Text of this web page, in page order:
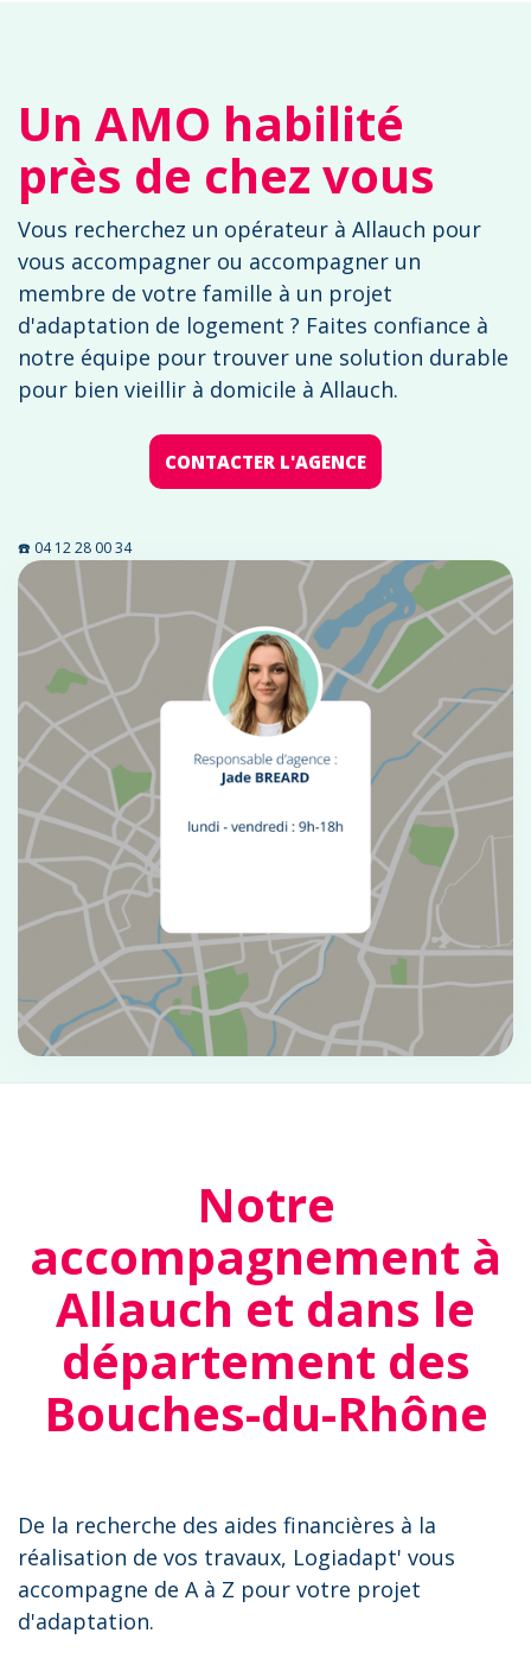
Un AMO habilité
près de chez vous
Vous recherchez un opérateur à Allauch pour
vous accompagner ou accompagner un
membre de votre famille à un projet
d'adaptation de logement ? Faites confiance à
notre équipe pour trouver une solution durable
pour bien vieillir à domicile à Allauch.
CONTACTER L'AGENCE
☎️ 04 12 28 00 34
Notre
accompagnement à
Allauch et dans le
département des
Bouches-du-Rhône
De la recherche des aides financières à la
réalisation de vos travaux, Logiadapt' vous
accompagne de A à Z pour votre projet
d'adaptation.